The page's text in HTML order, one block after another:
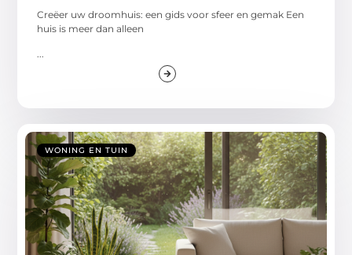
Creëer uw droomhuis: een gids voor sfeer en gemak Een
huis is meer dan alleen
...
WONING EN TUIN